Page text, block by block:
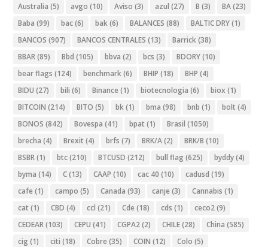
Australia (5) avgo (10) Aviso (3) azul (27) B (3) BA(23)
Baba (99) bac(6) bak(6) BALANCES (88) BALTIC DRY(1)
BANCOS (907) BANCOS CENTRALES (13) Barrick(38)
BBAR(89) Bbd (105) bbva (2) bcs (3) BDORY(10)
bear flags (124) benchmark(6) BHIP (18) BHP (4)
BIDU (27) bili (6) Binance (1) biotecnologia (6) biox (1)
BITCOIN (214) BITO (5) bk(1) bma (98) bnb (1) bolt (4)
BONOS (842) Bovespa (41) bpat (1) Brasil (1050)
brecha (4) Brexit (4) brfs (7) BRK/A(2) BRK/B (10)
BSBR(1) btc(210) BTCUSD (212) bull flag (625) byddy(4)
byma (14) C(13) CAAP (10) cac 40 (10) cadusd (19)
cafe (1) campo (5) Canada (93) canje (3) Cannabis (1)
cat (1) CBD (4) ccl (21) Cde (18) cds (1) ceco2(9)
CEDEAR(103) CEPU (41) CGPA2(2) CHILE(28) China (585)
cig (1) citi (18) Cobre (35) COIN (12) Colo (5)